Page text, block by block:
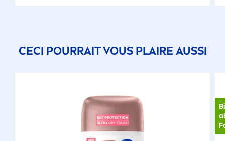
CECI POURRAIT VOUS PLAIRE AUSSI